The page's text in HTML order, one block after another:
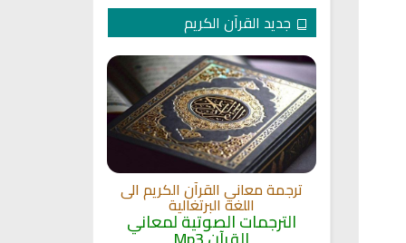
جديد القرآن الكريم
ترجمة معاني القرآن الكريم الى
اللغة البرتغالية
الترجمات الصوتية لمعاني
المصحف المرتل برواية
للشيخ عبد الله الجهني
المصحف كامل الشيخ عبد